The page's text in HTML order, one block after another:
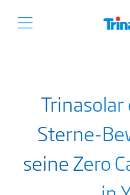
Sterne-
seine Zero